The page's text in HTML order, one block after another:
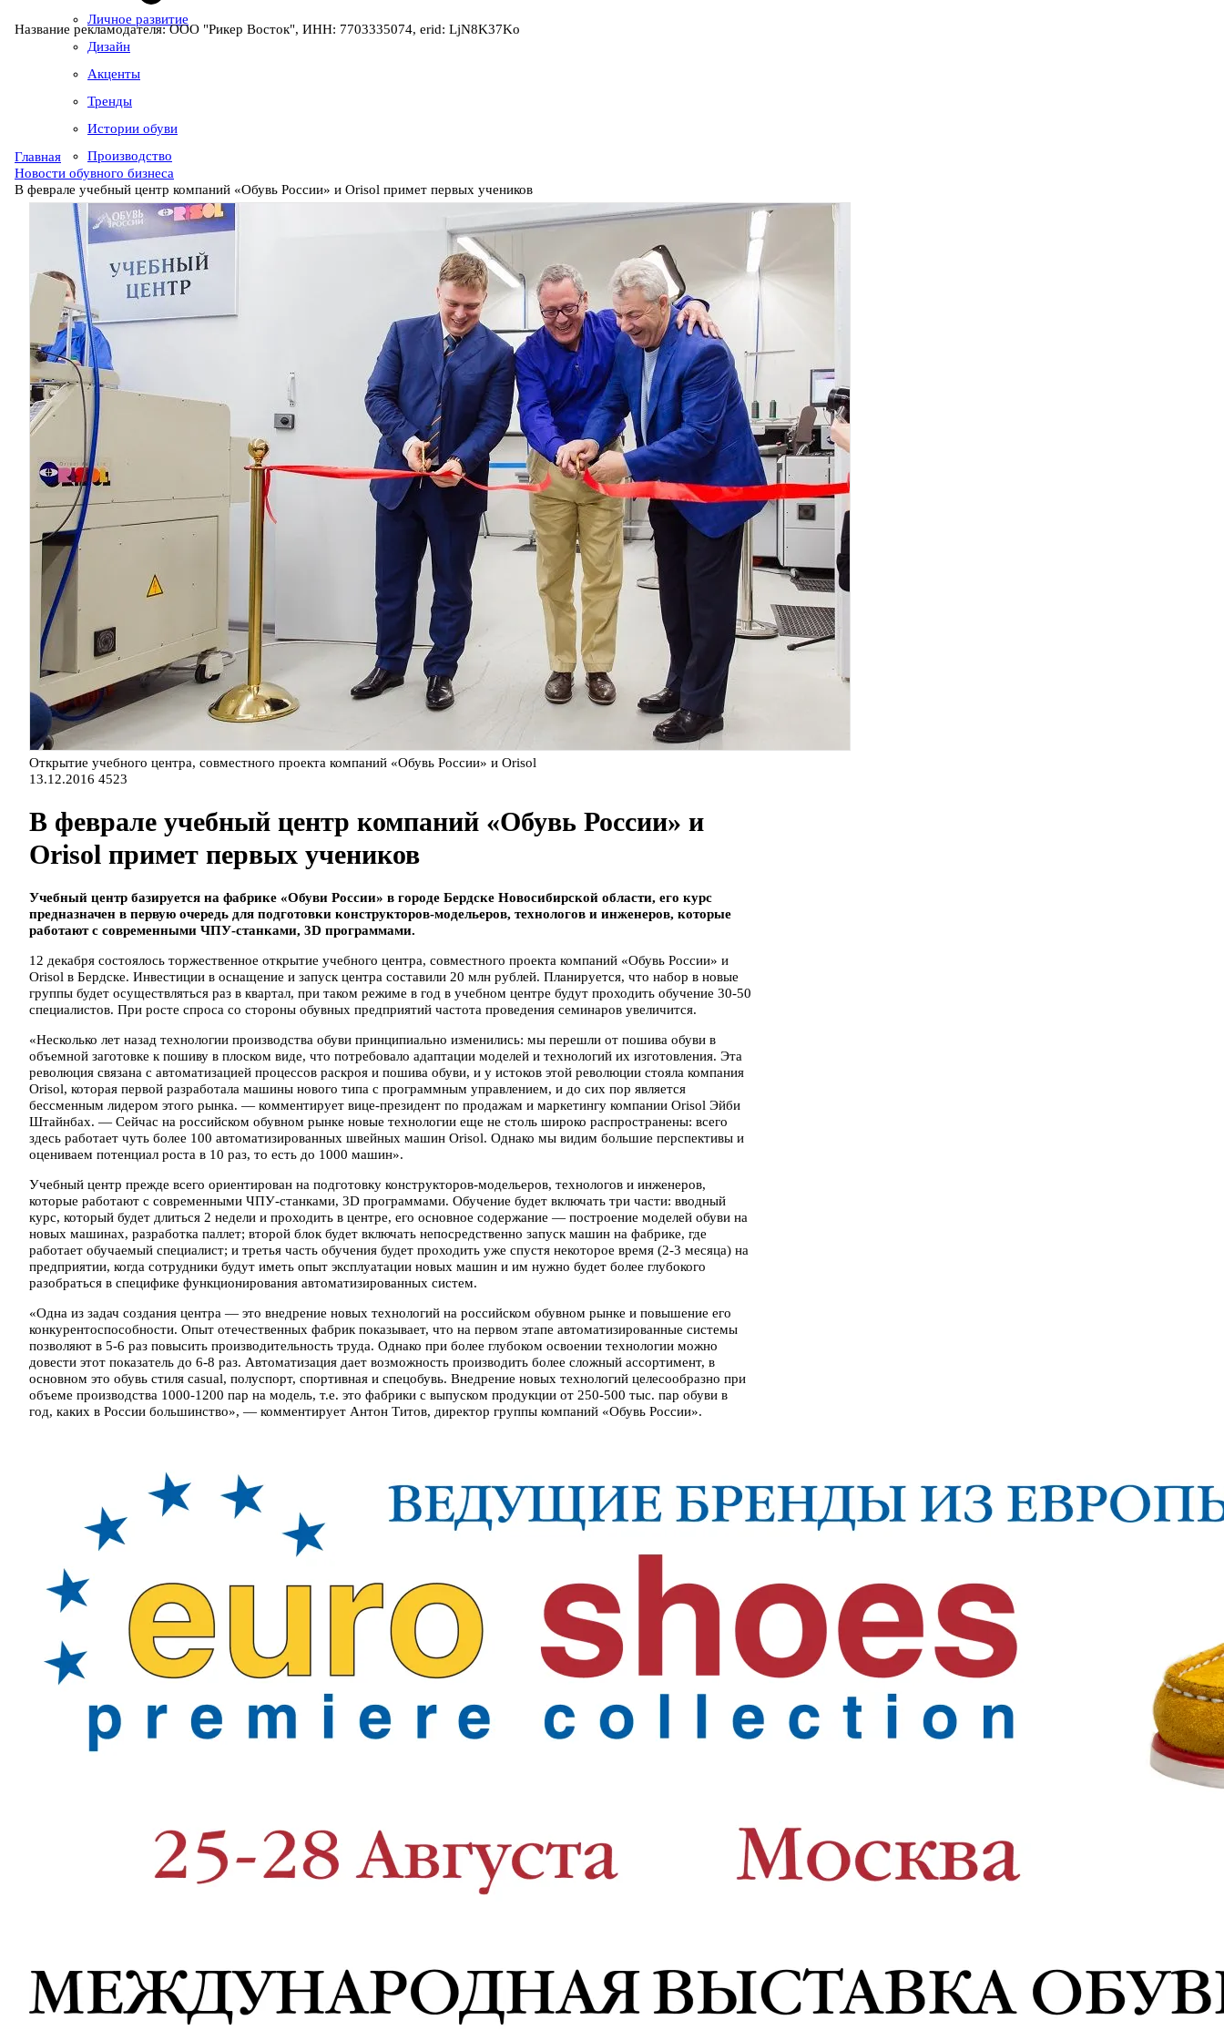
Личное развитие
Дизайн
Акценты
Тренды
Истории обуви
Производство
Название рекламодателя: ООО "Рикер Восток", ИНН: 7703335074, erid: LjN8K37Ko
Главная
Новости обувного бизнеса
В феврале учебный центр компаний «Обувь России» и Orisol примет первых учеников
Открытие учебного центра, совместного проекта компаний «Обувь России» и Orisol
13.12.2016 4523
В феврале учебный центр компаний «Обувь России» и
Orisol примет первых учеников
Учебный центр базируется на фабрике «Обуви России» в городе Бердске Новосибирской области, его курс
предназначен в первую очередь для подготовки конструкторов-модельеров, технологов и инженеров, которые
работают с современными ЧПУ-станками, 3D программами.
12 декабря состоялось торжественное открытие учебного центра, совместного проекта компаний «Обувь России» и
Orisol в Бердске. Инвестиции в оснащение и запуск центра составили 20 млн рублей. Планируется, что набор в новые
группы будет осуществляться раз в квартал, при таком режиме в год в учебном центре будут проходить обучение 30-50
специалистов. При росте спроса со стороны обувных предприятий частота проведения семинаров увеличится.
«Несколько лет назад технологии производства обуви принципиально изменились: мы перешли от пошива обуви в
объемной заготовке к пошиву в плоском виде, что потребовало адаптации моделей и технологий их изготовления. Эта
революция связана с автоматизацией процессов раскроя и пошива обуви, и у истоков этой революции стояла компания
Orisol, которая первой разработала машины нового типа с программным управлением, и до сих пор является
бессменным лидером этого рынка. — комментирует вице-президент по продажам и маркетингу компании Orisol Эйби
Штайнбах. — Сейчас на российском обувном рынке новые технологии еще не столь широко распространены: всего
здесь работает чуть более 100 автоматизированных швейных машин Orisol. Однако мы видим большие перспективы и
оцениваем потенциал роста в 10 раз, то есть до 1000 машин».
Учебный центр прежде всего ориентирован на подготовку конструкторов-модельеров, технологов и инженеров,
которые работают с современными ЧПУ-станками, 3D программами. Обучение будет включать три части: вводный
курс, который будет длиться 2 недели и проходить в центре, его основное содержание — построение моделей обуви на
новых машинах, разработка паллет; второй блок будет включать непосредственно запуск машин на фабрике, где
работает обучаемый специалист; и третья часть обучения будет проходить уже спустя некоторое время (2-3 месяца) на
предприятии, когда сотрудники будут иметь опыт эксплуатации новых машин и им нужно будет более глубокого
разобраться в специфике функционирования автоматизированных систем.
«Одна из задач создания центра — это внедрение новых технологий на российском обувном рынке и повышение его
конкурентоспособности. Опыт отечественных фабрик показывает, что на первом этапе автоматизированные системы
позволяют в 5-6 раз повысить производительность труда. Однако при более глубоком освоении технологии можно
довести этот показатель до 6-8 раз. Автоматизация дает возможность производить более сложный ассортимент, в
основном это обувь стиля casual, полуспорт, спортивная и спецобувь. Внедрение новых технологий целесообразно при
объеме производства 1000-1200 пар на модель, т.е. это фабрики с выпуском продукции от 250-500 тыс. пар обуви в
год, каких в России большинство», — комментирует Антон Титов, директор группы компаний «Обувь России».